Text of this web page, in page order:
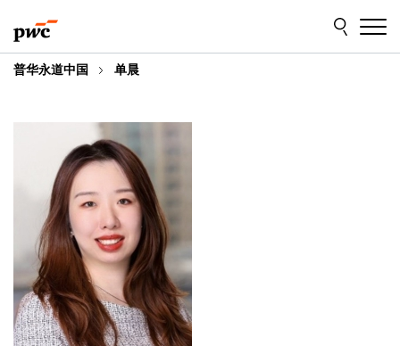
to
content
to
footer
普华永道中国 单晨